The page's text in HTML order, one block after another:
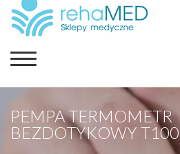
PEMPA TERMOMETR
BEZDOTYKOWY T100